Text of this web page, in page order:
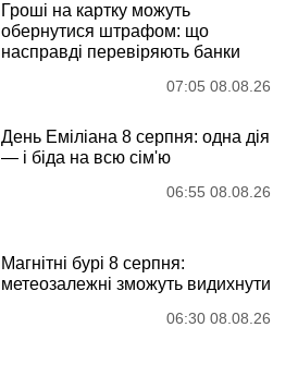
Гроші на картку можуть
обернутися штрафом: що
насправді перевіряють банки
07:05 08.08.26
День Еміліана 8 серпня: одна дія
— і біда на всю сім'ю
06:55 08.08.26
Магнітні бурі 8 серпня:
метеозалежні зможуть видихнути
06:30 08.08.26